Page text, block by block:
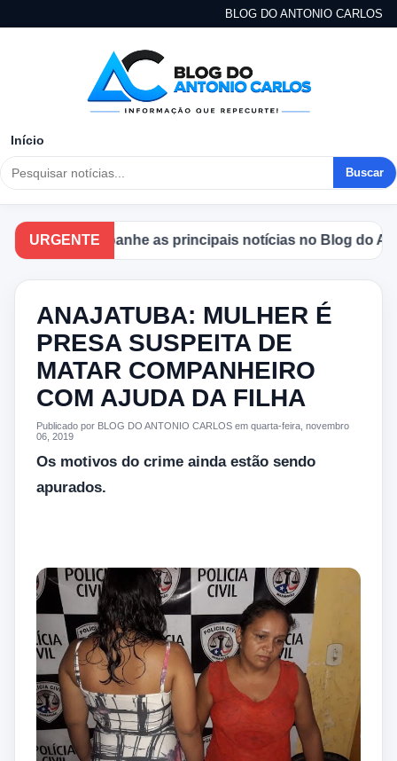
BLOG DO ANTONIO CARLOS
Início
Buscar
URGENTE
Acompanhe as principais notícias no Blog do
ANAJATUBA: MULHER É
PRESA SUSPEITA DE
MATAR COMPANHEIRO
COM AJUDA DA FILHA
Publicado por BLOG DO ANTONIO CARLOS em quarta-feira, novembro
06, 2019
Os motivos do crime ainda estão sendo
apurados.